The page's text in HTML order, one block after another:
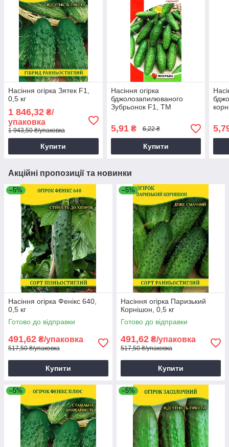
Насіння огірка Зятек F1,
0,5 кг
1 846,32 ₴/
упаковка
1 943,50 ₴/упаковка
Купити
Насіння огірка
бджолозапилюваного
Зубрьонок F1, ТМ
5,91₴ 6,22 ₴
Купити
Акційні пропозиції та новинки
–5%
Насіння огірка Фенікс 640,
0,5 кг
Готово до відправки
491,62 ₴/упаковка
517,50 ₴/упаковка
Купити
–5%
Насіння огірка Паризький
Корнішон, 0,5 кг
Готово до відправки
491,62 ₴/упаковка
517,50 ₴/упаковка
Купити
–5% –5%